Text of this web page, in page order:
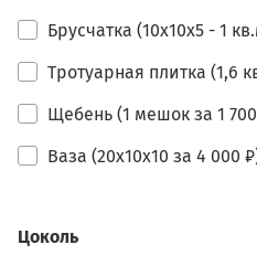
Брусчатка (10х10х5 - 1
Тротуарная плитка (1,6
Щебень (1 мешок за 1
Ваза (20х10х10 за 4 000
Цоколь